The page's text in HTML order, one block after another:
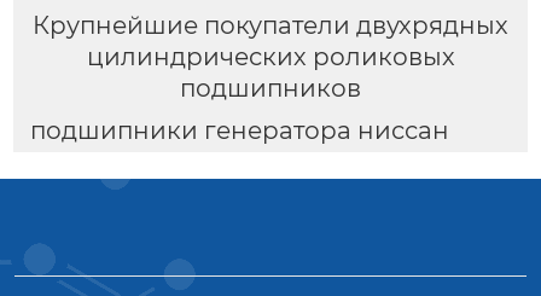
Крупнейшие покупатели двухрядных
цилиндрических роликовых
подшипников
подшипники генератора ниссан